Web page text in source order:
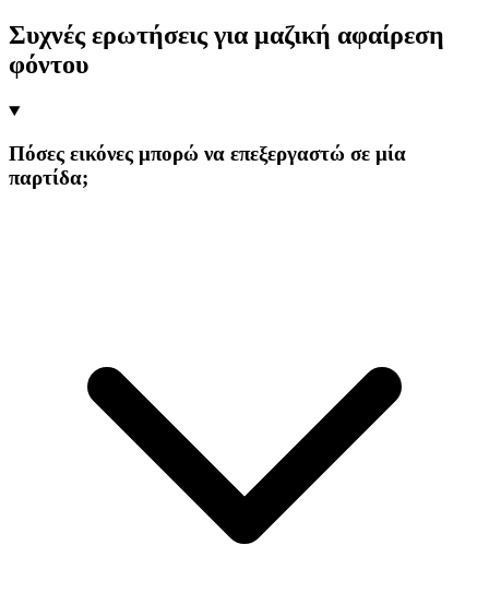
Συχνές ερωτήσεις για μαζική αφαίρεση
φόντου
Πόσες εικόνες μπορώ να επεξεργαστώ σε μία
παρτίδα;